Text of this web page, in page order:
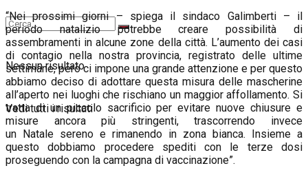
Nessun risultato
Vedi tutti i risultati
“Nei prossimi giorni – spiega il sindaco Galimberti – il
periodo natalizio potrebbe creare possibilità di
assembramenti in alcune zone della città. L’aumento dei casi
di contagio nella nostra provincia, registrato delle ultime
settimane, però ci impone una grande attenzione e per questo
abbiamo deciso di adottare questa misura delle mascherine
all’aperto nei luoghi che rischiano un maggior affollamento. Si
tratta di un piccolo sacrificio per evitare nuove chiusure e
misure ancora più stringenti, trascorrendo invece
un Natale sereno e rimanendo in zona bianca. Insieme a
questo dobbiamo procedere spediti con le terze dosi
proseguendo con la campagna di vaccinazione”.